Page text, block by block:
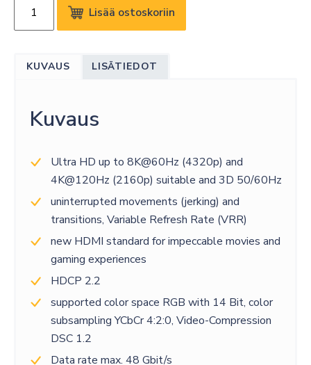
HDMI
KAAPELI
määrä
Lisää ostoskoriin
KUVAUS LISÄTIEDOT
Kuvaus
Ultra HD up to 8K@60Hz (4320p) and
4K@120Hz (2160p) suitable and 3D 50/60Hz
uninterrupted movements (jerking) and
transitions, Variable Refresh Rate (VRR)
new HDMI standard for impeccable movies and
gaming experiences
HDCP 2.2
supported color space RGB with 14 Bit, color
subsampling YCbCr 4:2:0, Video-Compression
DSC 1.2
Data rate max. 48 Gbit/s